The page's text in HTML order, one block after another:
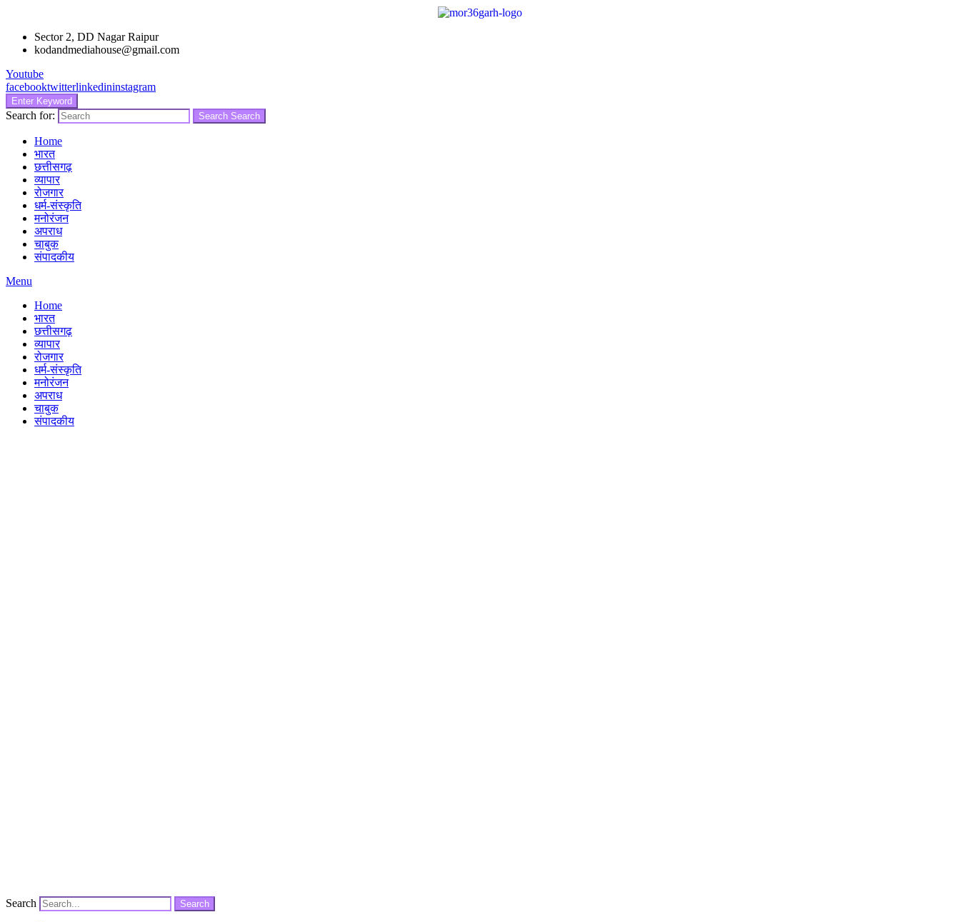
Sector 2, DD Nagar Raipur
kodandmediahouse@gmail.com
Youtube
facebooktwitterlinkedininstagram
Enter Keyword
Search for: Search Search
Home
भारत
छत्तीसगढ़
व्यापार
रोजगार
धर्म-संस्कृति
मनोरंजन
अपराध
चाबुक
संपादकीय
Menu
Home
भारत
छत्तीसगढ़
व्यापार
रोजगार
धर्म-संस्कृति
मनोरंजन
अपराध
चाबुक
संपादकीय
Search Search